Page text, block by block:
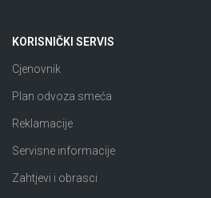
KORISNIČKI SERVIS
Cjenovnik
Plan odvoza smeća
Reklamacije
Servisne informacije
Zahtjevi i obrasci